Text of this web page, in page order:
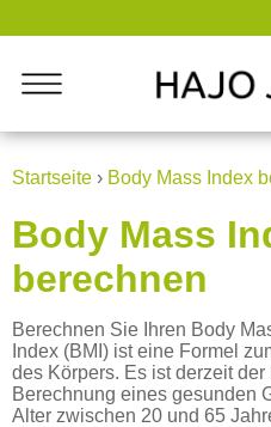
Startseite › Body Mass Index
Body Mass
berechnen
Berechnen Sie Ihren Body
Index (BMI) ist eine Formel
des Körpers. Es ist derzeit
Berechnung eines gesunden
Alter zwischen 20 und 65